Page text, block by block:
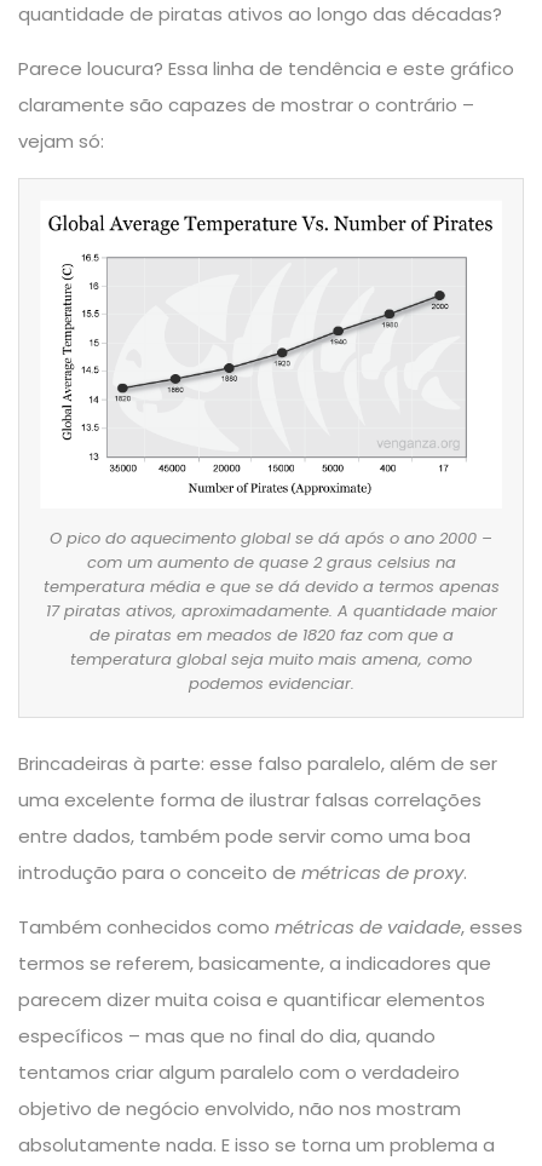
quantidade de piratas ativos ao longo das décadas?
Parece loucura? Essa linha de tendência e este gráfico
claramente são capazes de mostrar o contrário –
vejam só:
O pico do aquecimento global se dá após o ano 2000 –
com um aumento de quase 2 graus celsius na
temperatura média e que se dá devido a termos apenas
17 piratas ativos, aproximadamente. A quantidade maior
de piratas em meados de 1820 faz com que a
temperatura global seja muito mais amena, como
podemos evidenciar.
Brincadeiras à parte: esse falso paralelo, além de ser
uma excelente forma de ilustrar falsas correlações
entre dados, também pode servir como uma boa
introdução para o conceito de métricas de proxy.
Também conhecidos como métricas de vaidade, esses
termos se referem, basicamente, a indicadores que
parecem dizer muita coisa e quantificar elementos
específicos – mas que no final do dia, quando
tentamos criar algum paralelo com o verdadeiro
objetivo de negócio envolvido, não nos mostram
absolutamente nada. E isso se torna um problema a